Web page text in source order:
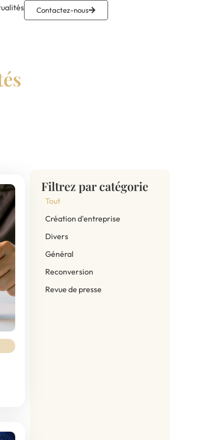
Contactez-nous
Filtrez par catégorie
Création d'entreprise
Divers
Général
Reconversion
Revue de presse
Tout